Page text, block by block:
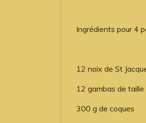
Ingrédients pour 4
12 noix de St
12 gambas de
300 g de coques